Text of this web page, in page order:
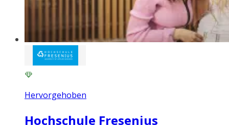
Hervorgehoben
Hochschule Fresenius